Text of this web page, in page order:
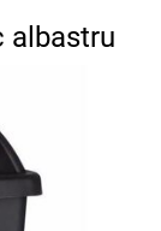
albastru